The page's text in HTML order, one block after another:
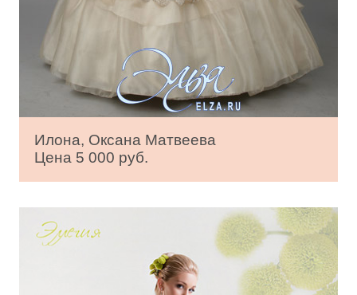
Илона, Оксана Матвеева
Цена 5 000 руб.